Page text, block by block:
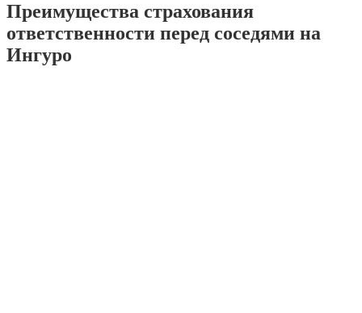
Преимущества страхования
ответственности перед соседями на
Ингуро